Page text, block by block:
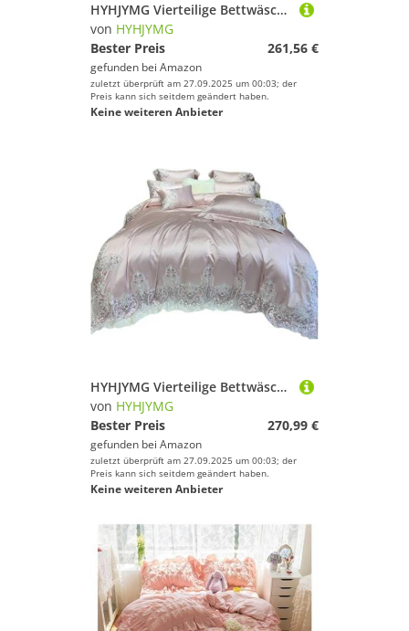
HYHJYMG Vierteilige Bettwäsche-Set Vier Stücke Vintage Rüschenspitze Betten Queen-Size-Schlafzimmer Set Blech Bedruckt
von HYHJYMG
Bester Preis
261,56 €
gefunden bei Amazon
zuletzt überprüft am 27.09.2025 um 00:03; der
Preis kann sich seitdem geändert haben.
Keine weiteren Anbieter
HYHJYMG Vierteilige Bettwäsche-Set Vier Stücke Luxus Hochzeitsbettwäsche Set Bett Wäsche Bettdecke Abdeckungssets mit Stickfaden Langes Grundnahrungsmittel Baumwollblau Prinzessin 3/4 PCs (Blu-Queen
von HYHJYMG
Bester Preis
270,99 €
gefunden bei Amazon
zuletzt überprüft am 27.09.2025 um 00:03; der
Preis kann sich seitdem geändert haben.
Keine weiteren Anbieter